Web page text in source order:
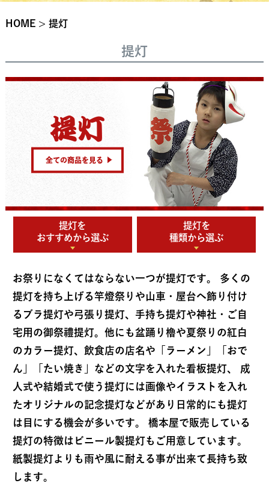
HOME 提灯
提灯
提灯
全ての商品を見る
提灯を
おすすめから選ぶ
提灯を
種類から選ぶ
お祭りになくてはならない一つが提灯です。 多くの
提灯を持ち上げる竿燈祭りや山車・屋台へ飾り付け
るブラ提灯や弓張り提灯、手持ち提灯や神社・ご自
宅用の御祭禮提灯。他にも盆踊り櫓や夏祭りの紅白
のカラー提灯、飲食店の店名や「ラーメン」「おで
ん」「たい焼き」などの文字を入れた看板提灯、 成
人式や結婚式で使う提灯には画像やイラストを入れ
たオリジナルの記念提灯などがあり日常的にも提灯
は目にする機会が多いです。 橋本屋で販売している
提灯の特徴はビニール製提灯もご用意しています。
紙製提灯よりも雨や風に耐える事が出来て長持ち致
します。